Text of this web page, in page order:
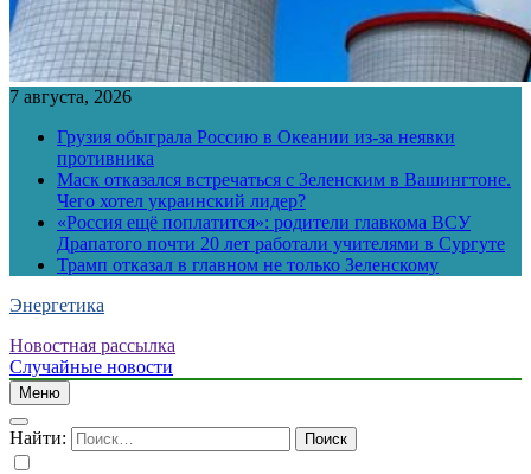
7 августа, 2026
Грузия обыграла Россию в Океании из-за неявки
противника
Маск отказался встречаться с Зеленским в Вашингтоне.
Чего хотел украинский лидер?
«Россия ещё поплатится»: родители главкома ВСУ
Драпатого почти 20 лет работали учителями в Сургуте
Трамп отказал в главном не только Зеленскому
Энергетика
Новостная рассылка
Случайные новости
Меню
Найти: